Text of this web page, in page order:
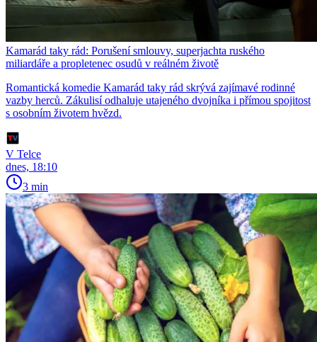
Kamarád taky rád: Porušení smlouvy, superjachta ruského
miliardáře a propletenec osudů v reálném životě
Romantická komedie Kamarád taky rád skrývá zajímavé rodinné
vazby herců. Zákulisí odhaluje utajeného dvojníka i přímou spojitost
s osobním životem hvězd.
V Telce
dnes, 18:10
3 min